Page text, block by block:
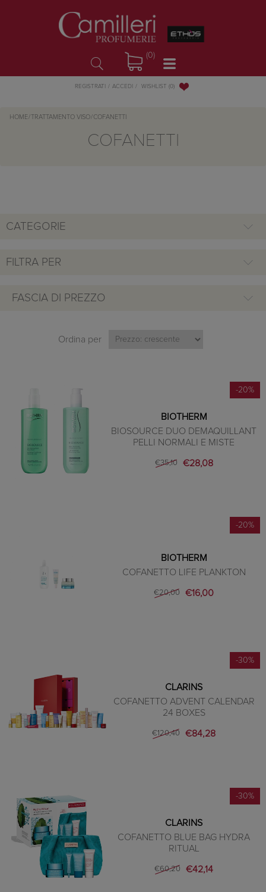
(0)
REGISTRATI ACCEDI WISHLIST (0)
HOME/ TRATTAMENTO VISO/ COFANETTI
COFANETTI
CATEGORIE
FILTRA PER
FASCIA DI PREZZO
Ordina per
-20%
BIOTHERM
BIOSOURCE DUO DEMAQUILLANT
PELLI NORMALI E MISTE
€35,10 €28,08
-20%
BIOTHERM
COFANETTO LIFE PLANKTON
€20,00 €16,00
-30%
CLARINS
COFANETTO ADVENT CALENDAR
24 BOXES
€120,40 €84,28
-30%
CLARINS
COFANETTO BLUE BAG HYDRA
RITUAL
€60,20 €42,14